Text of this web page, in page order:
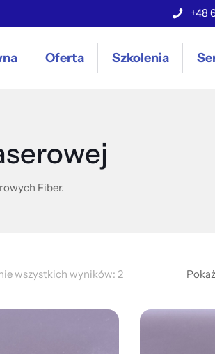
+48
Oferta Szkolenia
Fiber.
wszystkich wyników: 2